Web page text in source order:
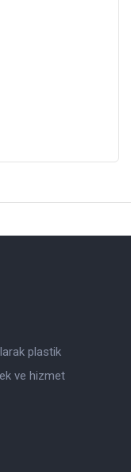
plastik
ve hizmet